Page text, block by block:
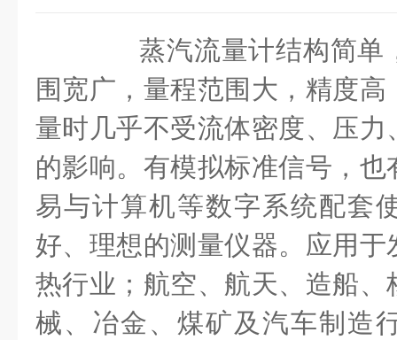
蒸汽流量计结构简单
围宽广，量程范围大，精度
量时几乎不受流体密度、压
的影响。有模拟标准信号，
易与计算机等数字系统配套
好、理想的测量仪器。应用
热行业；航空、航天、造船
械、冶金、煤矿及汽车制造